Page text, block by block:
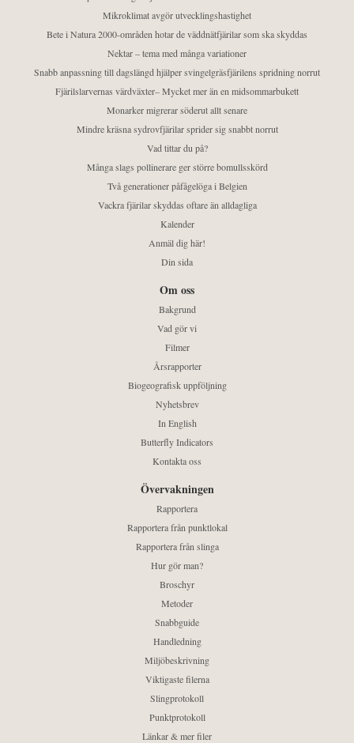
Mikroklimat avgör utvecklingshastighet
Bete i Natura 2000-områden hotar de väddnätfjärilar som ska skyddas
Nektar – tema med många variationer
Snabb anpassning till dagslängd hjälper svingelgräsfjärilens spridning norrut
Fjärilslarvernas värdväxter– Mycket mer än en midsommarbukett
Monarker migrerar söderut allt senare
Mindre kräsna sydrovfjärilar sprider sig snabbt norrut
Vad tittar du på?
Många slags pollinerare ger större bomullsskörd
Två generationer påfågelöga i Belgien
Vackra fjärilar skyddas oftare än alldagliga
Kalender
Anmäl dig här!
Din sida
Om oss
Bakgrund
Vad gör vi
Filmer
Årsrapporter
Biogeografisk uppföljning
Nyhetsbrev
In English
Butterfly Indicators
Kontakta oss
Övervakningen
Rapportera
Rapportera från punktlokal
Rapportera från slinga
Hur gör man?
Broschyr
Metoder
Snabbguide
Handledning
Miljöbeskrivning
Viktigaste filerna
Slingprotokoll
Punktprotokoll
Länkar & mer filer